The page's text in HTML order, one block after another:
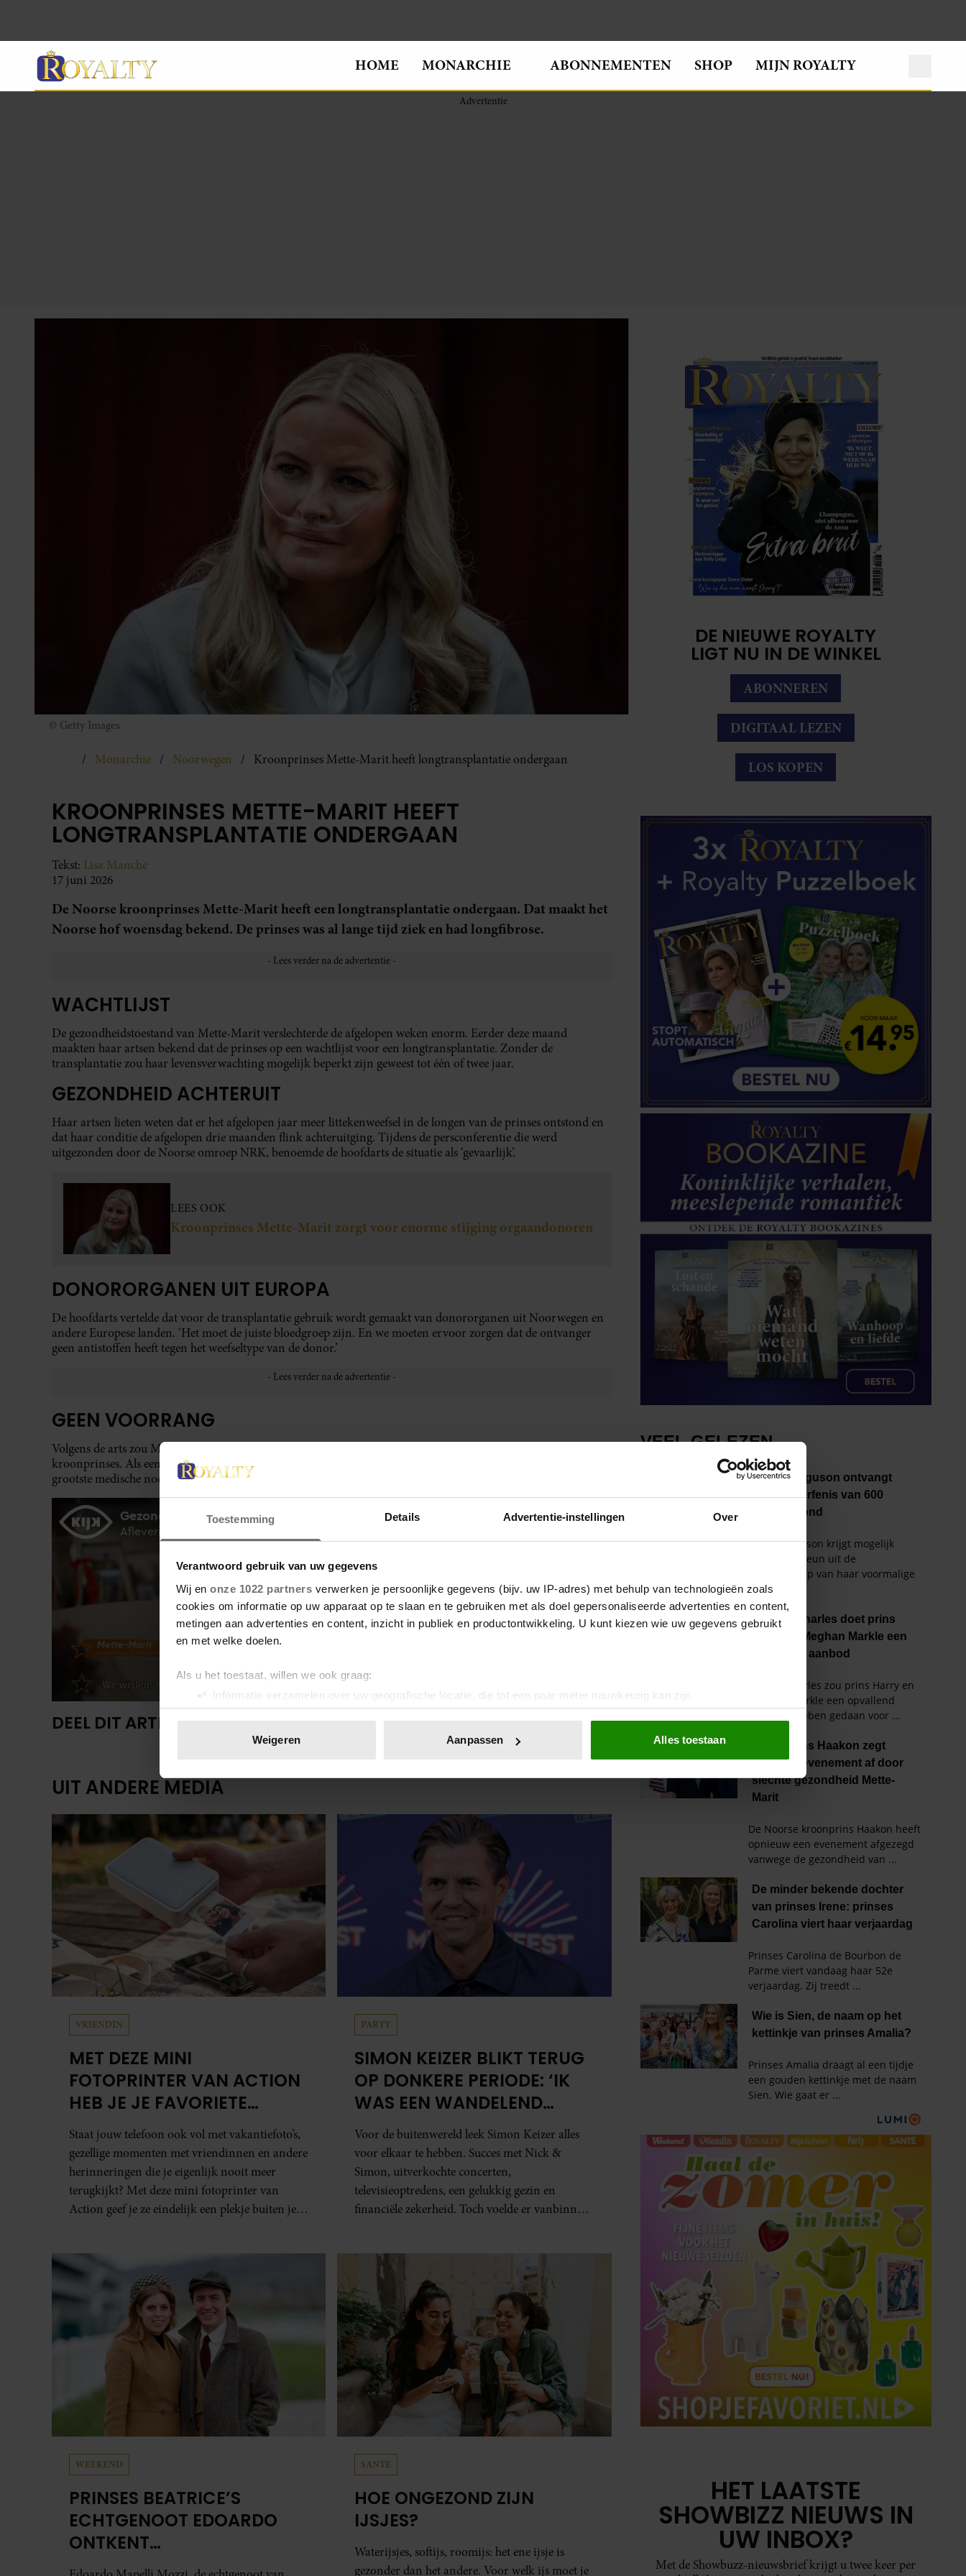
Toestemming Details Advertentie-instellingen Over
Verantwoord gebruik van uw gegevens
Wij en onze 1022 partners verwerken je persoonlijke gegevens (bijv. uw IP-adres) met behulp van technologieën zoals
cookies om informatie op uw apparaat op te slaan en te gebruiken met als doel gepersonaliseerde advertenties en content,
metingen aan advertenties en content, inzicht in publiek en productontwikkeling. U kunt kiezen wie uw gegevens gebruikt
en met welke doelen.
Als u het toestaat, willen we ook graag:
Informatie verzamelen over uw geografische locatie, die tot een paar meter nauwkeurig kan zijn
Uw apparaat identificeren door het actief te scannen op specifieke eigenschappen (fingerprinting)
toestemming op elk moment wijzigen of intrekken in de Cookieverklaring.
We gebruiken cookies om content en advertenties te personaliseren, om functies voor social media te bieden en om ons
websiteverkeer te analyseren. Ook delen we informatie over uw gebruik van onze site met onze partners voor social
media, adverteren en analyse. Deze partners kunnen deze gegevens combineren met andere informatie die u aan ze heeft
verstrekt of die ze hebben verzameld op basis van uw gebruik van hun services. U gaat akkoord met onze cookies als u
onze website blijft gebruiken.
Weigeren Aanpassen Alles toestaan
HOME MONARCHIE ABONNEMENTEN SHOP MIJN ROYALTY
© Getty Images
Monarchie Noorwegen Kroonprinses Mette-Marit heeft longtransplantatie ondergaan
KROONPRINSES METTE-MARIT HEEFT
LONGTRANSPLANTATIE ONDERGAAN
Tekst: Lisa Manche
17 juni 2026
De Noorse kroonprinses Mette-Marit heeft een longtransplantatie ondergaan. Dat maakt het
Noorse hof woensdag bekend. De prinses was al lange tijd ziek en had longfibrose.
WACHTLIJST
De gezondheidstoestand van Mette-Marit verslechterde de afgelopen weken enorm. Eerder deze maand
maakten haar artsen bekend dat de prinses op een wachtlijst voor een longtransplantatie. Zonder de
transplantatie zou haar levensverwachting mogelijk beperkt zijn geweest tot één of twee jaar.
GEZONDHEID ACHTERUIT
Haar artsen lieten weten dat er het afgelopen jaar meer littekenweefsel in de longen van de prinses ontstond en
dat haar conditie de afgelopen drie maanden flink achteruitging. Tijdens de persconferentie die werd
uitgezonden door de Noorse omroep NRK, benoemde de hoofdarts de situatie als ‘gevaarlijk’.
LEES OOK
Kroonprinses Mette-Marit zorgt voor enorme stijging orgaandonoren
DONORORGANEN UIT EUROPA
De hoofdarts vertelde dat voor de transplantatie gebruik wordt gemaakt van donororganen uit Noorwegen en
andere Europese landen. ‘Het moet de juiste bloedgroep zijn. En we moeten ervoor zorgen dat de ontvanger
geen antistoffen heeft tegen het weefseltype van de donor.’
GEEN VOORRANG
Volgens de arts zou Mette-Marit ook geen voorrang krijgen op andere patiënten door haar positie als
kroonprinses. Als een donorlong voor meerdere patiënten geschikt zou zijn, zou gekeken worden wie de
grootste medische noodzaak had.
DEEL DIT ARTIKEL OP SOCIAL MEDIA!
UIT ANDERE MEDIA
VRIENDIN
MET DEZE MINI
FOTOPRINTER VAN ACTION
HEB JE JE FAVORIETE
FOTO’S BINNEN ÉÉN MINUUT
IN HANDEN
Staat jouw telefoon ook vol met vakantiefoto’s,
gezellige momenten met vriendinnen en andere
herinneringen die je eigenlijk nooit meer
terugkijkt? Met deze mini fotoprinter van
Action geef je ze eindelijk een plekje buiten je
PARTY
SIMON KEIZER BLIKT TERUG
OP DONKERE PERIODE: ‘IK
WAS EEN WANDELEND
HOOFD’
Voor de buitenwereld leek Simon Keizer alles
voor elkaar te hebben. Succes met Nick &
Simon, uitverkochte concerten,
televisieoptredens, een gelukkig gezin en
financiële zekerheid. Toch voelde er vanbinnen
zanger dat hij lange tijd vooral overleefde en
steeds verder van zijn gevoel verwijderd raakte.
WEEKEND
PRINSES BEATRICE’S
ECHTGENOOT EDOARDO
ONTKENT
HUWELIJKSPROBLEMEN
SANTE
HOE ONGEZOND ZIJN
IJSJES?
Waterijsjes, softijs, roomijs: het ene ijsje is
gezonder dan het andere. Voor welk ijs moet je
DE NIEUWE ROYALTY
LIGT NU IN DE WINKEL
ABONNEREN
DIGITAAL LEZEN
LOS KOPEN
HET LAATSTE
SHOWBIZZ NIEUWS IN
UW INBOX?
Met de Showbuzz-nieuwsbrief krijgt u twee keer per